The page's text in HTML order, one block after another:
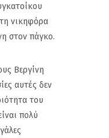
νικηφόρα
στον πάγκο.
Βεργίνη
αυτές δεν
του
πολύ